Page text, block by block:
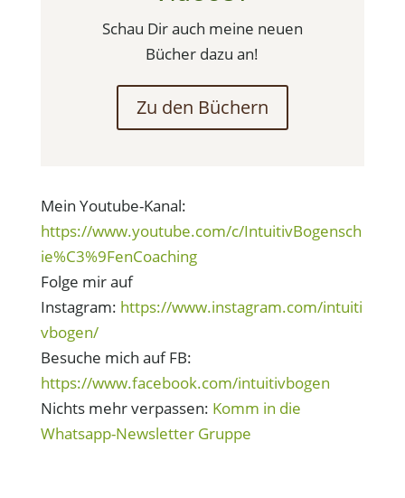
Schau Dir auch meine neuen
Bücher dazu an!
Zu den Büchern
Mein Youtube-Kanal:
https://www.youtube.com/c/IntuitivBogensch
ie%C3%9FenCoaching
Folge mir auf
Instagram: https://www.instagram.com/intuiti
vbogen/
Besuche mich auf FB:
https://www.facebook.com/intuitivbogen
Nichts mehr verpassen: Komm in die
Whatsapp-Newsletter Gruppe